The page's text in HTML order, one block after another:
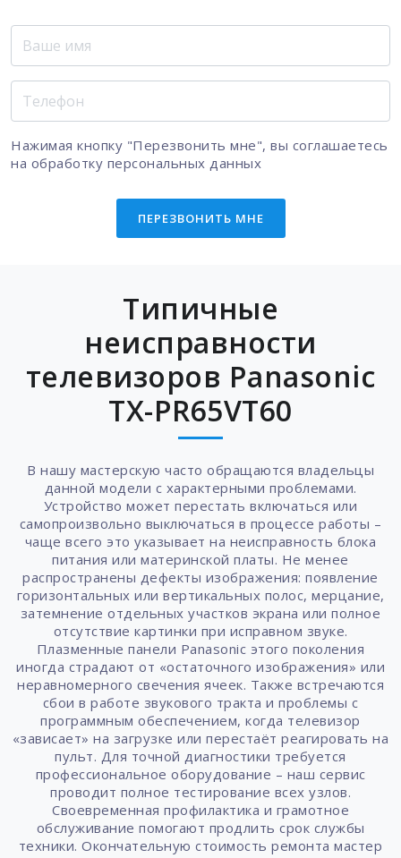
Нажимая кнопку "Перезвонить мне", вы соглашаетесь
на обработку персональных данных
ПЕРЕЗВОНИТЬ МНЕ
Типичные
неисправности
телевизоров Panasonic
TX-PR65VT60
В нашу мастерскую часто обращаются владельцы
данной модели с характерными проблемами.
Устройство может перестать включаться или
самопроизвольно выключаться в процессе работы –
чаще всего это указывает на неисправность блока
питания или материнской платы. Не менее
распространены дефекты изображения: появление
горизонтальных или вертикальных полос, мерцание,
затемнение отдельных участков экрана или полное
отсутствие картинки при исправном звуке.
Плазменные панели Panasonic этого поколения
иногда страдают от «остаточного изображения» или
неравномерного свечения ячеек. Также встречаются
сбои в работе звукового тракта и проблемы с
программным обеспечением, когда телевизор
«зависает» на загрузке или перестаёт реагировать на
пульт. Для точной диагностики требуется
профессиональное оборудование – наш сервис
проводит полное тестирование всех узлов.
Своевременная профилактика и грамотное
обслуживание помогают продлить срок службы
техники. Окончательную стоимость ремонта мастер